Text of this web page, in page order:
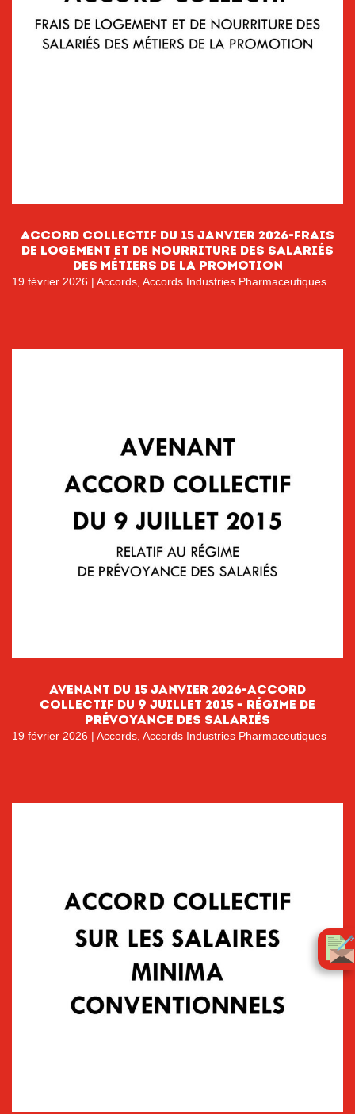
Accord collectif du 15 janvier 2026-Frais
de logement et de nourriture des salariés
des métiers de la promotion
19 février 2026 | Accords, Accords Industries Pharmaceutiques
Avenant du 15 janvier 2026-accord
collectif du 9 juillet 2015 – Régime de
prévoyance des salariés
19 février 2026 | Accords Accords Industries Pharmaceutiques